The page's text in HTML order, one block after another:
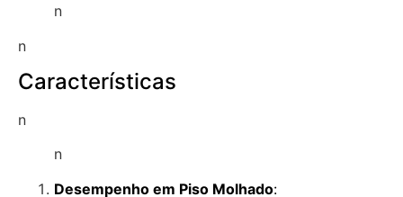
n
n
Características
n
n
Desempenho em Piso Molhado: